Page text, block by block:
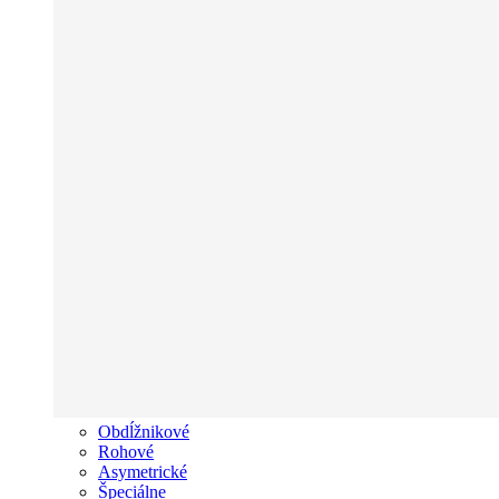
Obdĺžnikové
Rohové
Asymetrické
Špeciálne